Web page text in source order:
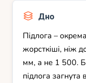
Дно
Підлога –
жорсткіші, ніж
мм, а не 1 500.
підлога